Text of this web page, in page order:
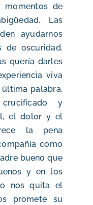
momentos de
Las
ayudarnos
de oscuridad.
quería darles
viva
palabra.
y
el dolor y el
la pena
como
bueno que
y en los
nos quita el
promete su